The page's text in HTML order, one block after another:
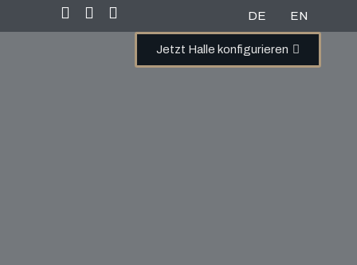
DE EN
Jetzt Halle konfigurieren